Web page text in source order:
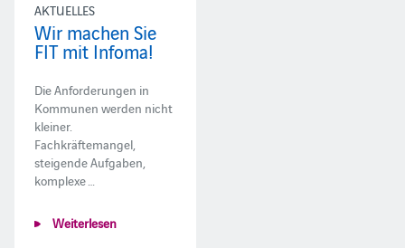
AKTUELLES
Wir machen Sie
FIT mit Infoma!
Die Anforderungen in
Kommunen werden nicht
kleiner.
Fachkräftemangel,
steigende Aufgaben,
komplexe …
Weiterlesen